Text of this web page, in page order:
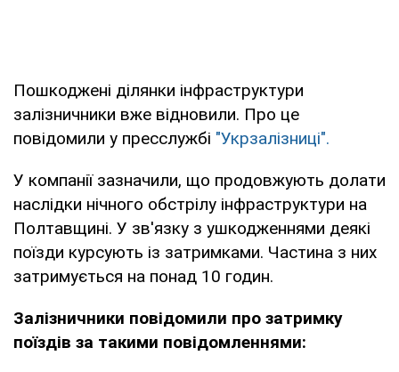
Пошкоджені ділянки інфраструктури
залізничники вже відновили. Про це
повідомили у пресслужбі "Укрзалізниці".
У компанії зазначили, що продовжують долати
наслідки нічного обстрілу інфраструктури на
Полтавщині. У зв'язку з ушкодженнями деякі
поїзди курсують із затримками. Частина з них
затримується на понад 10 годин.
Залізничники повідомили про затримку
поїздів за такими повідомленнями: